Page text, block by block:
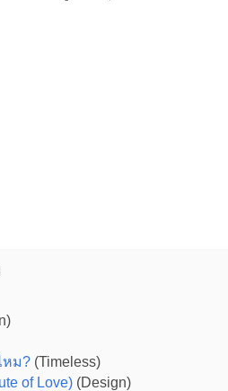
หม? (Timeless)
of Love) (Design)